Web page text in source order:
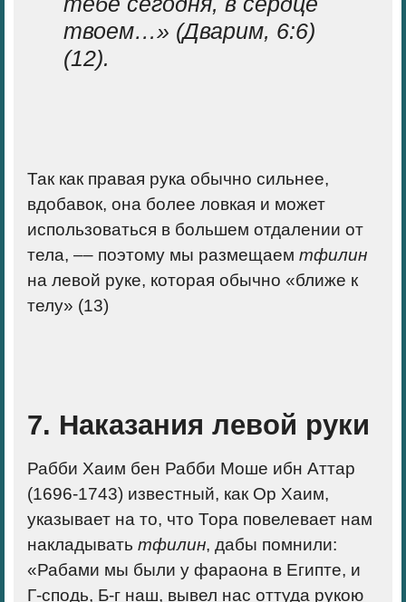
твоем…» (Дварим, 6:6)
(12).
Так как правая рука обычно сильнее,
вдобавок, она более ловкая и может
использоваться в большем отдалении от
тела, –– поэтому мы размещаем тфилин
на левой руке, которая обычно «ближе к
телу» (13)
7. Наказания левой руки
Рабби Хаим бен Рабби Моше ибн Аттар
(1696-1743) известный, как Ор Хаим,
указывает на то, что Тора повелевает нам
накладывать тфилин, дабы помнили:
«Рабами мы были у фараона в Египте, и
Г-сподь, Б-г наш, вывел нас оттуда рукою